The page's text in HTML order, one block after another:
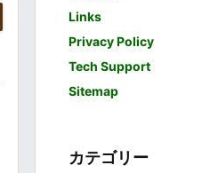
Links
Privacy Policy
Tech Support
Sitemap
カテゴリー